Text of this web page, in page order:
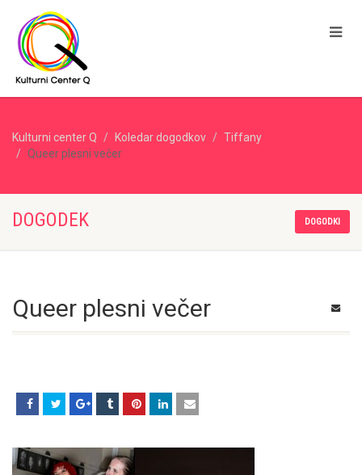
Kulturni center Q Koledar dogodkov
Tiffany
Queer plesni večer
DOGODEK DOGODKI
Queer plesni večer